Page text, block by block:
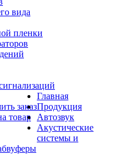
вида
пленки
заказ
товар
Главная
Продукция
Автозвук
Акустические
системы и